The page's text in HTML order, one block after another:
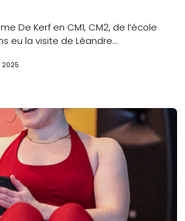
De Kerf en CM1, CM2, de l’école
eu la visite de Léandre...
2025